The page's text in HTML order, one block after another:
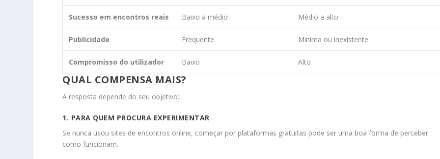
Sucesso em encontros reais Baixo a médio Médio a alto
Publicidade Frequente Mínima ou inexistente
Compromisso do utilizador Baixo Alto
QUAL COMPENSA MAIS?
A resposta depende do seu objetivo:
1. PARA QUEM PROCURA EXPERIMENTAR
Se nunca usou sites de encontros online, começar por plataformas gratuitas pode ser uma boa forma de perceber
como funcionam.